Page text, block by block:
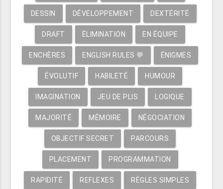
DESSIN DÉVELOPPEMENT DEXTÉRITÉ
DRAFT ÉLIMINATION EN ÉQUIPE
ENCHÈRES ENGLISH RULES 💬 ÉNIGMES
ÉVOLUTIF HABILETÉ HUMOUR
IMAGINATION JEU DE PLIS LOGIQUE
MAJORITÉ MÉMOIRE NÉGOCIATION
OBJECTIF SECRET PARCOURS
PLACEMENT PROGRAMMATION
RAPIDITÉ REFLEXES RÈGLES SIMPLES